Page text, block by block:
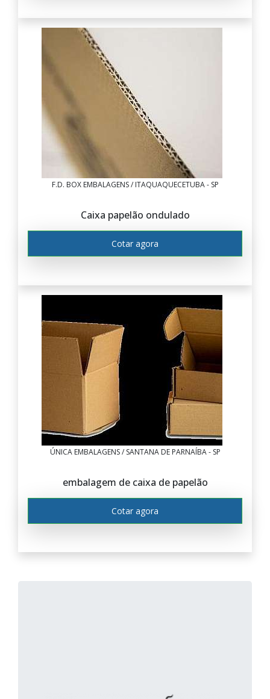
F.D. BOX EMBALAGENS / ITAQUAQUECETUBA - SP
Caixa papelão ondulado
Cotar agora
ÚNICA EMBALAGENS / SANTANA DE PARNAÍBA - SP
embalagem de caixa de papelão
Cotar agora